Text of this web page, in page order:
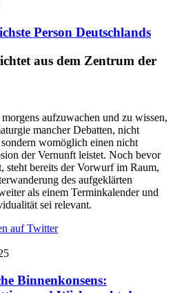
Person Deutschlands
aus dem Zentrum der
aufzuwachen und zu wissen,
mancher Debatten, nicht
womöglich einen nicht
der Vernunft leistet. Noch bevor
steht bereits der Vorwurf im Raum,
des aufgeklärten
als einem Terminkalender und
sei relevant.
Binnenkonsens: